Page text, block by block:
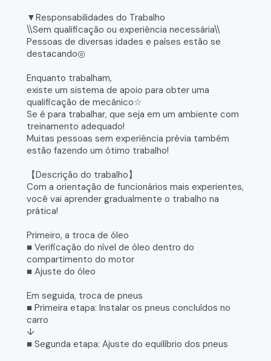
▼Responsabilidades do Trabalho
\\Sem qualificação ou experiência necessária\\
Pessoas de diversas idades e países estão se
destacando◎
Enquanto trabalham,
existe um sistema de apoio para obter uma
qualificação de mecânico☆
Se é para trabalhar, que seja em um ambiente com
treinamento adequado!
Muitas pessoas sem experiência prévia também
estão fazendo um ótimo trabalho!
【Descrição do trabalho】
Com a orientação de funcionários mais experientes,
você vai aprender gradualmente o trabalho na
prática!
Primeiro, a troca de óleo
■ Verificação do nível de óleo dentro do
compartimento do motor
■ Ajuste do óleo
Em seguida, troca de pneus
■ Primeira etapa: Instalar os pneus concluídos no
carro
↓
■ Segunda etapa: Ajuste do equilíbrio dos pneus